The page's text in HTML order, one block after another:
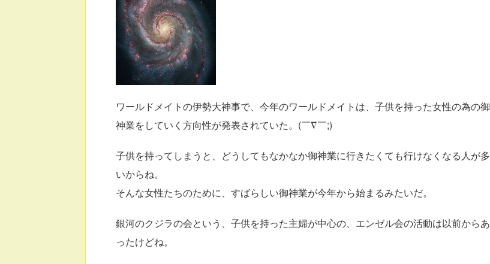
ワールドメイトの伊勢大神事で、今年のワールドメイトは、子供を持った女性の為の御
神業をしていく方向性が発表されていた。(￣∇￣;)
子供を持ってしまうと、どうしてもなかなか御神業に行きたくても行けなくなる人が多
いからね。
そんな女性たちのために、すばらしい御神業が今年から始まるみたいだ。
銀河のクジラの会という、子供を持った主婦が中心の、エンゼル会の活動は以前からあ
ったけどね。